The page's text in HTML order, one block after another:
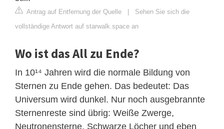
Antrag auf Entfernung der Quelle | Sehen Sie sich die
vollständige Antwort auf starwalk.space an
Wo ist das All zu Ende?
In 10¹⁴ Jahren wird die normale Bildung von
Sternen zu Ende gehen. Das bedeutet: Das
Universum wird dunkel. Nur noch ausgebrannte
Sternenreste sind übrig: Weiße Zwerge,
Neutronensterne, Schwarze Löcher und eben